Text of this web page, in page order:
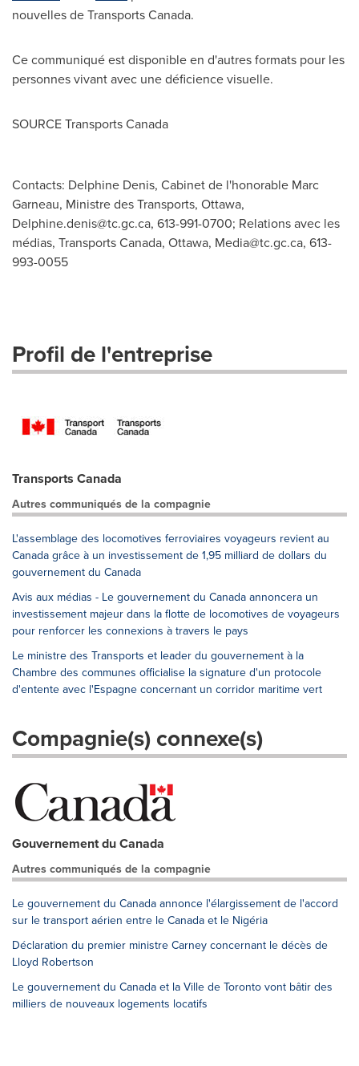
nouvelles de Transports Canada.
Ce communiqué est disponible en d'autres formats pour les
personnes vivant avec une déficience visuelle.
SOURCE Transports Canada
Contacts: Delphine Denis, Cabinet de l'honorable Marc
Garneau, Ministre des Transports, Ottawa,
Delphine.denis@tc.gc.ca, 613-991-0700; Relations avec les
médias, Transports Canada, Ottawa, Media@tc.gc.ca, 613-
993-0055
Profil de l'entreprise
Transports Canada
Autres communiqués de la compagnie
L'assemblage des locomotives ferroviaires voyageurs revient au
Canada grâce à un investissement de 1,95 milliard de dollars du
gouvernement du Canada
Avis aux médias - Le gouvernement du Canada annoncera un
investissement majeur dans la flotte de locomotives de voyageurs
pour renforcer les connexions à travers le pays
Le ministre des Transports et leader du gouvernement à la
Chambre des communes officialise la signature d'un protocole
d'entente avec l'Espagne concernant un corridor maritime vert
Compagnie(s) connexe(s)
Gouvernement du Canada
Autres communiqués de la compagnie
Le gouvernement du Canada annonce l'élargissement de l'accord
sur le transport aérien entre le Canada et le Nigéria
Déclaration du premier ministre Carney concernant le décès de
Lloyd Robertson
Le gouvernement du Canada et la Ville de Toronto vont bâtir des
milliers de nouveaux logements locatifs